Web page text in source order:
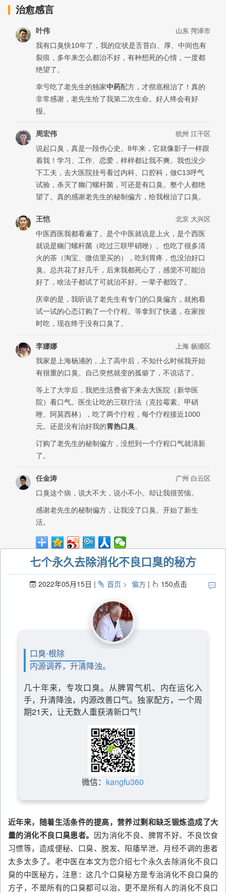
七个永久去除消化不良口臭的秘方
2022年05月15日 首页 偏方 150点击
口臭·根除
内源调养，升清降浊。
几十年来，专攻口臭。从脾胃气机、内在运化入
手，升清降浊，内源改善口气。独家配方，一个周
期21天，让无数人重获清新口气！
微信： kangfu360
近年来，随着生活条件的提高，营养过剩和缺乏锻炼造成了大
量的消化不良口臭患者。 因为消化不良、脾胃不好、不良饮食
习惯等，造成便秘、口臭、脱发、阳痿早泄、月经不调的患者
太多太多了。老中医在本文为您介绍七个永久去除消化不良口
臭的中医秘方，注意：这几个口臭秘方是专治消化不良口臭的
方子，不是所有的口臭都可以治，更不是所有人的消化不良口